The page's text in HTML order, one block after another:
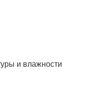
и влажности